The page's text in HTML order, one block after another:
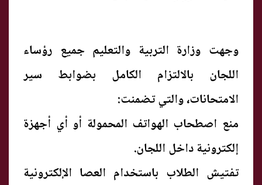
وجهت وزارة التربية والتعليم جميع رؤساء
اللجان بالالتزام الكامل بضوابط سير
الامتحانات، والتي تضمنت:
منع اصطحاب الهواتف المحمولة أو أي أجهزة
إلكترونية داخل اللجان.
تفتيش الطلاب باستخدام العصا الإلكترونية